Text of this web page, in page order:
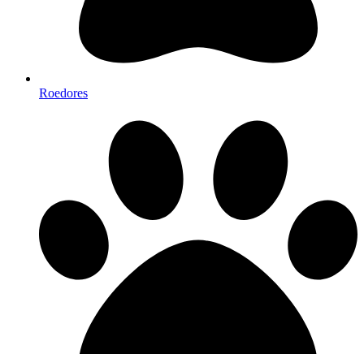
Roedores